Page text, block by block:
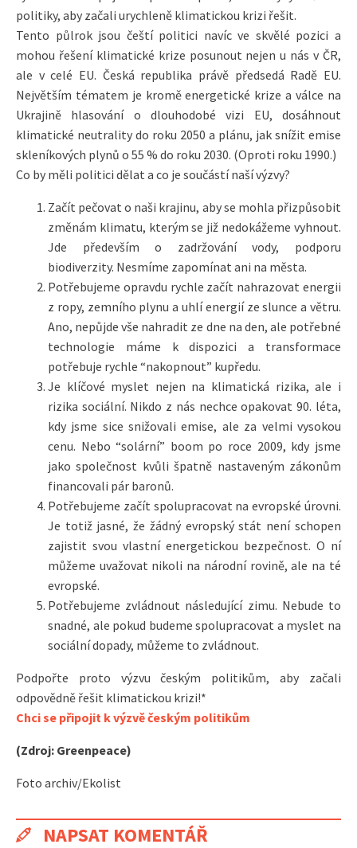
politiky, aby začali urychleně klimatickou krizi řešit.
Tento půlrok jsou čeští politici navíc ve skvělé pozici a
mohou řešení klimatické krize posunout nejen u nás v ČR,
ale v celé EU. Česká republika právě předsedá Radě EU.
Největším tématem je kromě energetické krize a válce na
Ukrajině hlasování o dlouhodobé vizi EU, dosáhnout
klimatické neutrality do roku 2050 a plánu, jak snížit emise
skleníkových plynů o 55 % do roku 2030. (Oproti roku 1990.)
Co by měli politici dělat a co je součástí naší výzvy?
Začít pečovat o naši krajinu, aby se mohla přizpůsobit
změnám klimatu, kterým se již nedokážeme vyhnout.
Jde především o zadržování vody, podporu
biodiverzity. Nesmíme zapomínat ani na města.
Potřebujeme opravdu rychle začít nahrazovat energii
z ropy, zemního plynu a uhlí energií ze slunce a větru.
Ano, nepůjde vše nahradit ze dne na den, ale potřebné
technologie máme k dispozici a transformace
potřebuje rychle “nakopnout” kupředu.
Je klíčové myslet nejen na klimatická rizika, ale i
rizika sociální. Nikdo z nás nechce opakovat 90. léta,
kdy jsme sice snižovali emise, ale za velmi vysokou
cenu. Nebo “solární” boom po roce 2009, kdy jsme
jako společnost kvůli špatně nastaveným zákonům
financovali pár baronů.
Potřebujeme začít spolupracovat na evropské úrovni.
Je totiž jasné, že žádný evropský stát není schopen
zajistit svou vlastní energetickou bezpečnost. O ní
můžeme uvažovat nikoli na národní rovině, ale na té
evropské.
Potřebujeme zvládnout následující zimu. Nebude to
snadné, ale pokud budeme spolupracovat a myslet na
sociální dopady, můžeme to zvládnout.
Podpořte proto výzvu českým politikům, aby začali
odpovědně řešit klimatickou krizi!*
Chci se připojit k výzvě českým politikům
(Zdroj: Greenpeace)
Foto archiv/Ekolist
NAPSAT KOMENTÁŘ